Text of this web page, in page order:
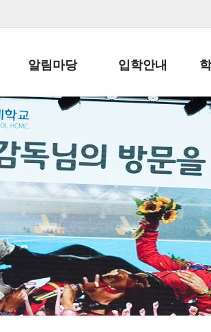
알림마당
공지사항
납부금 안내
스쿨버스 운행 안내
급식안내
서식자료실
학부모방
정기고사 기출문제
입학안내
전-편입 서류양식
입학금/수업료
교복구입안내
학
학
자
유